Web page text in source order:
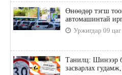
Өнөөдөр тэгш
автомашинтай
Уржигдар 09
Танилц: Шинээр
засварлах